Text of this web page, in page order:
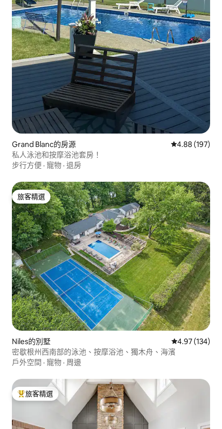
Grand Blanc的房源 從 197 則評價
4.88 (197)
私人泳池和按摩浴池套房！
步行方便 · 寵物 · 退房
旅客精選
旅客精選
Niles的別墅 從 134 則評價
4.97 (134)
密歇根州西南部的泳池、按摩浴池、獨木舟、海濱
戶外空間 · 寵物 · 周邊
旅客精選榜首
旅客精選